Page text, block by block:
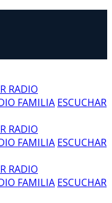
RADIO
FAMILIA ESCUCHAR
RADIO
FAMILIA ESCUCHAR
RADIO
FAMILIA ESCUCHAR